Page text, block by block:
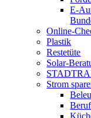
E-
Online-
Plastik
Restetüte
Solar-
Strom